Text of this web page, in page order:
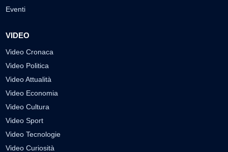
Eventi
VIDEO
Video Cronaca
Video Politica
Video Attualità
Video Economia
Video Cultura
Video Sport
Video Tecnologie
Video Curiosità